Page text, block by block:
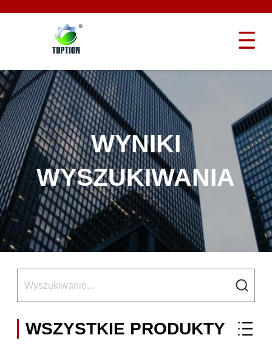
WYNIKI
WYSZUKIWANIA
WSZYSTKIE PRODUKTY